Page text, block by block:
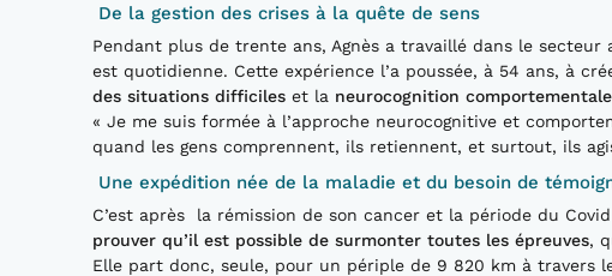
De la gestion des crises à la quête de sens
Pendant plus de trente ans, Agnès a travaillé dans le
est quotidienne. Cette expérience l’a poussée, à 54 ans, à
des situations difficiles et la neurocognition comportementale
« Je me suis formée à l’approche neurocognitive et
quand les gens comprennent, ils retiennent, et surtout, ils
Une expédition née de la maladie et du besoin de
C’est après la rémission de son cancer et la période du
prouver qu’il est possible de surmonter toutes les épreuves,
Elle part donc, seule, pour un périple de 9 820 km à travers